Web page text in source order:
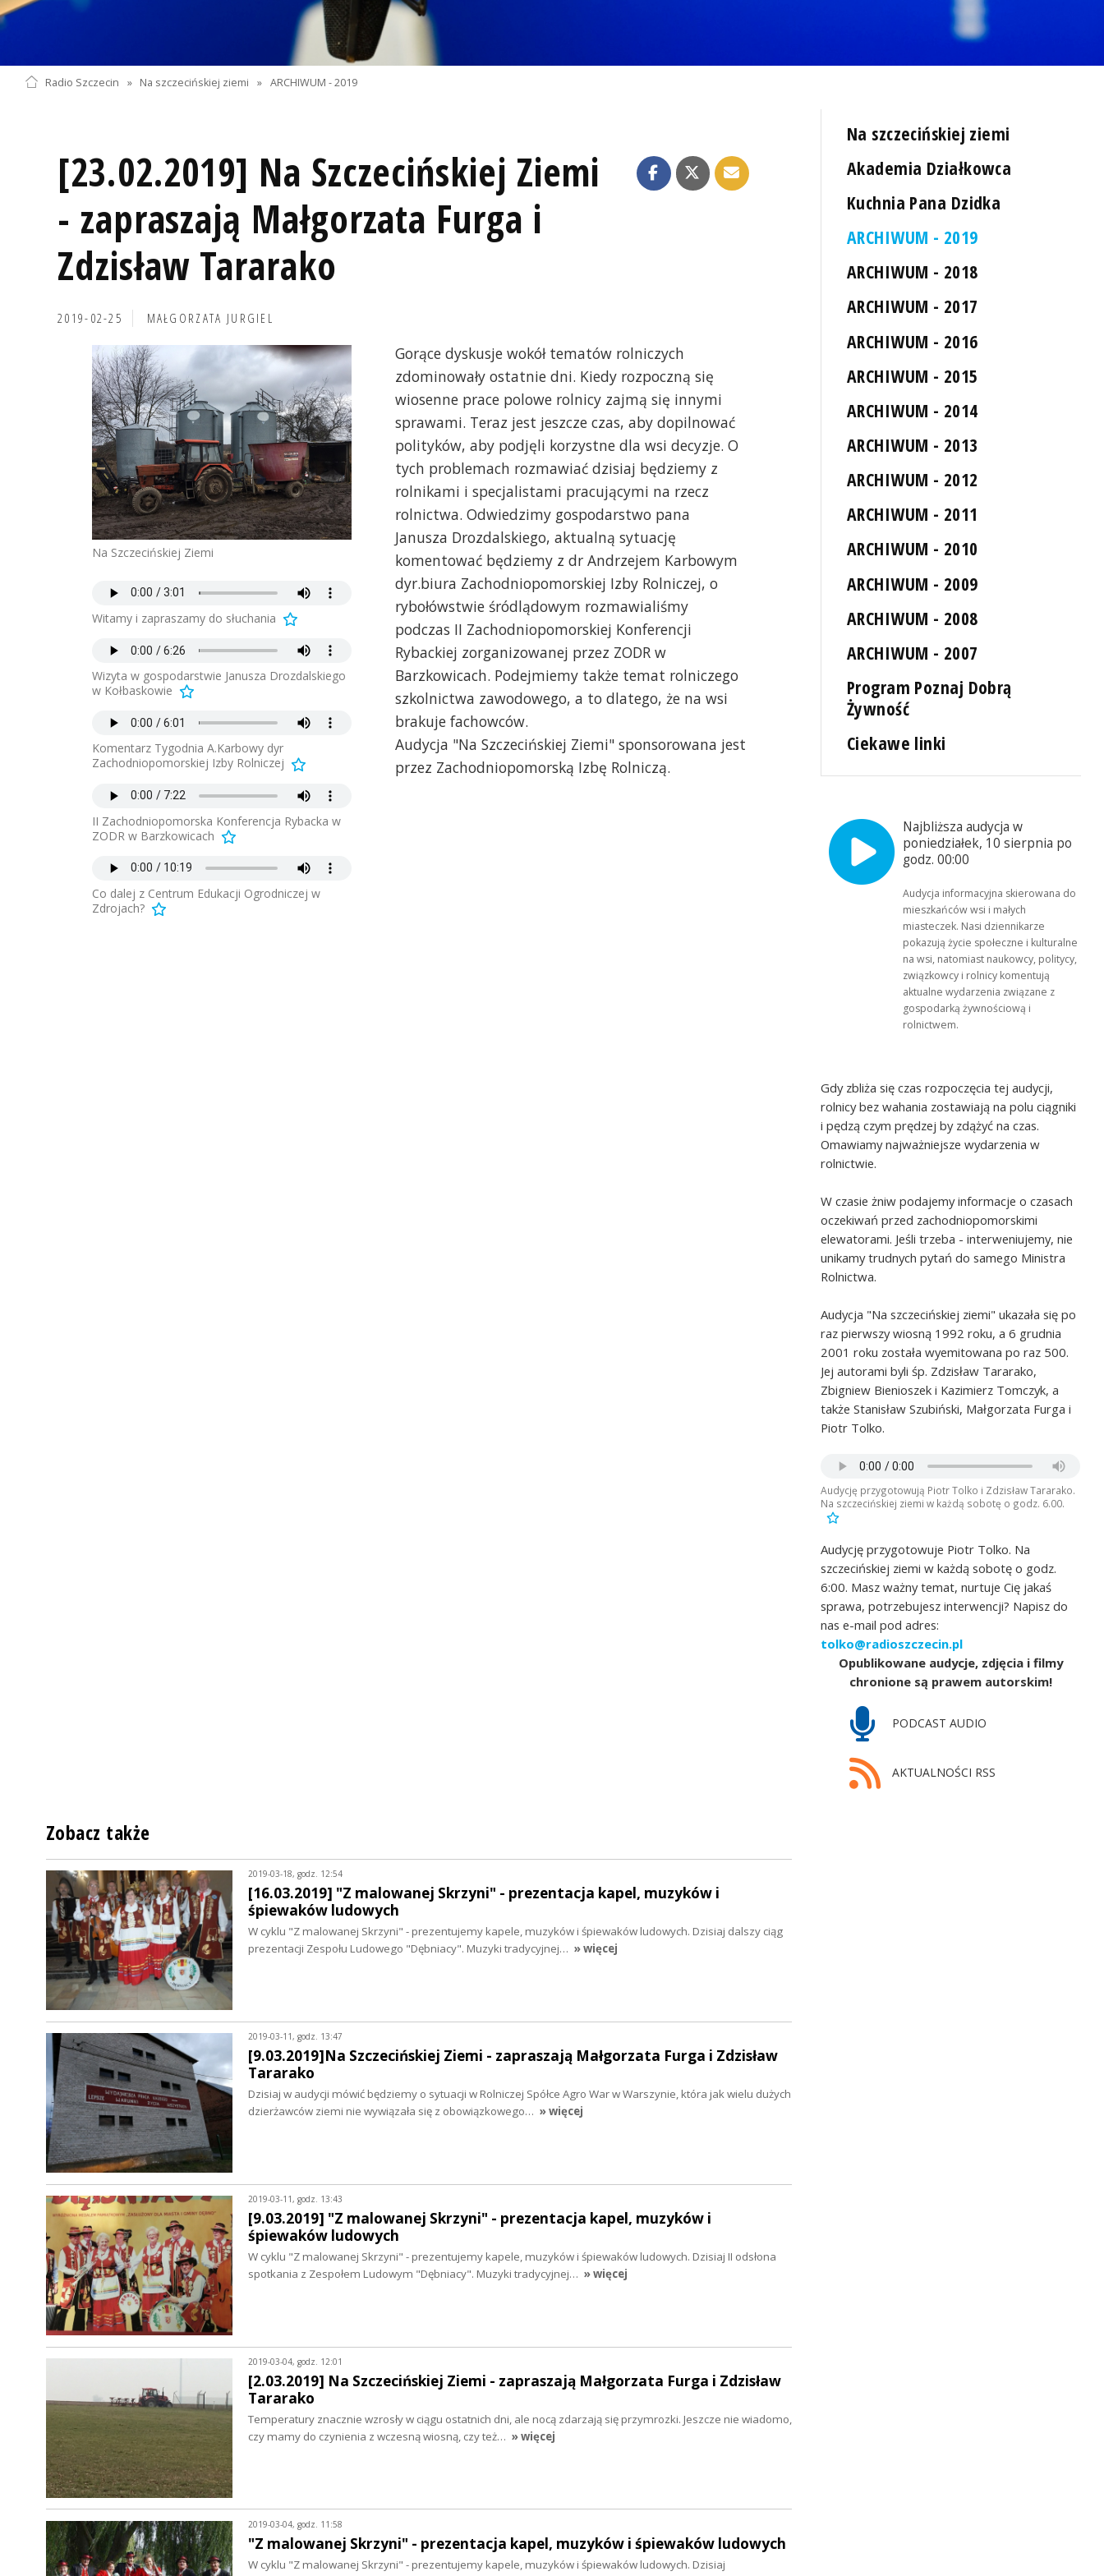
Radio Szczecin » Na szczecińskiej ziemi » ARCHIWUM - 2019
[23.02.2019] Na Szczecińskiej Ziemi
- zapraszają Małgorzata Furga i
Zdzisław Tararako
2019-02-25 MAŁGORZATA JURGIEL
Na Szczecińskiej Ziemi
Witamy i zapraszamy do słuchania
Wizyta w gospodarstwie Janusza Drozdalskiego
w Kołbaskowie
Komentarz Tygodnia A.Karbowy dyr
Zachodniopomorskiej Izby Rolniczej
II Zachodniopomorska Konferencja Rybacka w
ZODR w Barzkowicach
Co dalej z Centrum Edukacji Ogrodniczej w
Zdrojach?
Gorące dyskusje wokół tematów rolniczych
zdominowały ostatnie dni. Kiedy rozpoczną się
wiosenne prace polowe rolnicy zajmą się innymi
sprawami. Teraz jest jeszcze czas, aby dopilnować
polityków, aby podjęli korzystne dla wsi decyzje. O
tych problemach rozmawiać dzisiaj będziemy z
rolnikami i specjalistami pracującymi na rzecz
rolnictwa. Odwiedzimy gospodarstwo pana
Janusza Drozdalskiego, aktualną sytuację
komentować będziemy z dr Andrzejem Karbowym
dyr.biura Zachodniopomorskiej Izby Rolniczej, o
rybołówstwie śródlądowym rozmawialiśmy
podczas II Zachodniopomorskiej Konferencji
Rybackiej zorganizowanej przez ZODR w
Barzkowicach. Podejmiemy także temat rolniczego
szkolnictwa zawodowego, a to dlatego, że na wsi
brakuje fachowców.
Audycja "Na Szczecińskiej Ziemi" sponsorowana jest
przez Zachodniopomorską Izbę Rolniczą.
Na szczecińskiej ziemi
Akademia Działkowca
Kuchnia Pana Dzidka
ARCHIWUM - 2019
ARCHIWUM - 2018
ARCHIWUM - 2017
ARCHIWUM - 2016
ARCHIWUM - 2015
ARCHIWUM - 2014
ARCHIWUM - 2013
ARCHIWUM - 2012
ARCHIWUM - 2011
ARCHIWUM - 2010
ARCHIWUM - 2009
ARCHIWUM - 2008
ARCHIWUM - 2007
Program Poznaj Dobrą
Żywność
Ciekawe linki
Najbliższa audycja w
poniedziałek, 10 sierpnia po
godz. 00:00
Audycja informacyjna skierowana do
mieszkańców wsi i małych
miasteczek. Nasi dziennikarze
pokazują życie społeczne i kulturalne
na wsi, natomiast naukowcy, politycy,
związkowcy i rolnicy komentują
aktualne wydarzenia związane z
gospodarką żywnościową i
rolnictwem.
Gdy zbliża się czas rozpoczęcia tej audycji,
rolnicy bez wahania zostawiają na polu ciągniki
i pędzą czym prędzej by zdążyć na czas.
Omawiamy najważniejsze wydarzenia w
rolnictwie.
W czasie żniw podajemy informacje o czasach
oczekiwań przed zachodniopomorskimi
elewatorami. Jeśli trzeba - interweniujemy, nie
unikamy trudnych pytań do samego Ministra
Rolnictwa.
Audycja "Na szczecińskiej ziemi" ukazała się po
raz pierwszy wiosną 1992 roku, a 6 grudnia
2001 roku została wyemitowana po raz 500.
Jej autorami byli śp. Zdzisław Tararako,
Zbigniew Bienioszek i Kazimierz Tomczyk, a
także Stanisław Szubiński, Małgorzata Furga i
Piotr Tolko.
Audycję przygotowują Piotr Tolko i Zdzisław Tararako.
Na szczecińskiej ziemi w każdą sobotę o godz. 6.00.
Audycję przygotowuje Piotr Tolko. Na
szczecińskiej ziemi w każdą sobotę o godz.
6:00. Masz ważny temat, nurtuje Cię jakaś
sprawa, potrzebujesz interwencji? Napisz do
nas e-mail pod adres:
tolko@radioszczecin.pl
Opublikowane audycje, zdjęcia i filmy
chronione są prawem autorskim!
PODCAST AUDIO
AKTUALNOŚCI RSS
Zobacz także
2019-03-18, godz. 12:54
[16.03.2019] "Z malowanej Skrzyni" - prezentacja kapel, muzyków i
śpiewaków ludowych
W cyklu "Z malowanej Skrzyni" - prezentujemy kapele, muzyków i śpiewaków ludowych. Dzisiaj dalszy ciąg
prezentacji Zespołu Ludowego "Dębniacy". Muzyki tradycyjnej… » więcej
2019-03-11, godz. 13:47
[9.03.2019]Na Szczecińskiej Ziemi - zapraszają Małgorzata Furga i Zdzisław
Tararako
Dzisiaj w audycji mówić będziemy o sytuacji w Rolniczej Spółce Agro War w Warszynie, która jak wielu dużych
dzierżawców ziemi nie wywiązała się z obowiązkowego… » więcej
2019-03-11, godz. 13:43
[9.03.2019] "Z malowanej Skrzyni" - prezentacja kapel, muzyków i
śpiewaków ludowych
W cyklu "Z malowanej Skrzyni" - prezentujemy kapele, muzyków i śpiewaków ludowych. Dzisiaj II odsłona
spotkania z Zespołem Ludowym "Dębniacy". Muzyki tradycyjnej… » więcej
2019-03-04, godz. 12:01
[2.03.2019] Na Szczecińskiej Ziemi - zapraszają Małgorzata Furga i Zdzisław
Tararako
Temperatury znacznie wzrosły w ciągu ostatnich dni, ale nocą zdarzają się przymrozki. Jeszcze nie wiadomo,
czy mamy do czynienia z wczesną wiosną, czy też… » więcej
2019-03-04, godz. 11:58
"Z malowanej Skrzyni" - prezentacja kapel, muzyków i śpiewaków ludowych
W cyklu "Z malowanej Skrzyni" - prezentujemy kapele, muzyków i śpiewaków ludowych. Dzisiaj